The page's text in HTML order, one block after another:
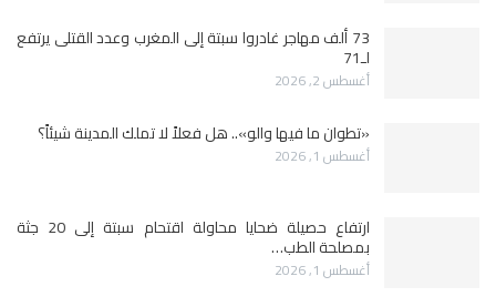
73 ألف مهاجر غادروا سبتة إلى المغرب وعدد القتلى يرتفع
لـ71
أغسطس 2, 2026
«تطوان ما فيها والو».. هل فعلاً لا تملك المدينة شيئاً؟
أغسطس 1, 2026
ارتفاع حصيلة ضحايا محاولة اقتحام سبتة إلى 20 جثة
بمصلحة الطب…
أغسطس 1, 2026